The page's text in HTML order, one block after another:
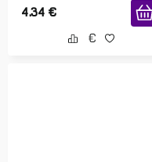
4.34 €